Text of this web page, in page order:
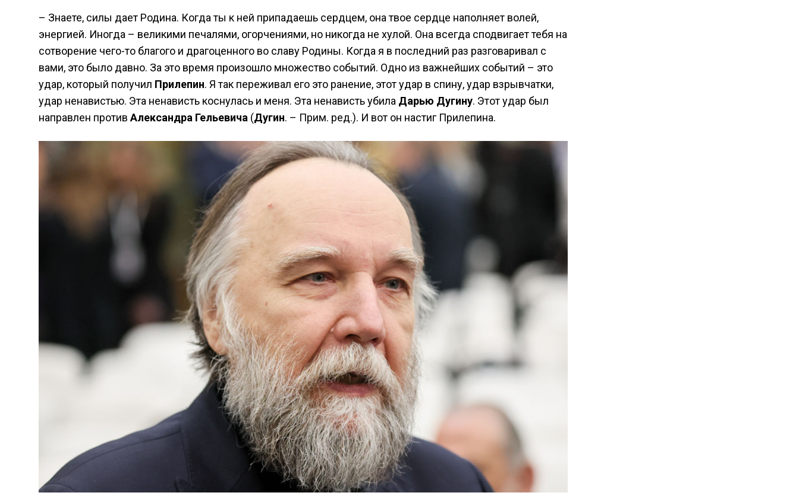
– Знаете, силы дает Родина. Когда ты к ней припадаешь сердцем, она твое сердце наполняет волей,
энергией. Иногда – великими печалями, огорчениями, но никогда не хулой. Она всегда сподвигает тебя на
сотворение чего-то благого и драгоценного во славу Родины. Когда я в последний раз разговаривал с
вами, это было давно. За это время произошло множество событий. Одно из важнейших событий – это
удар, который получил Прилепин. Я так переживал его это ранение, этот удар в спину, удар взрывчатки,
удар ненавистью. Эта ненависть коснулась и меня. Эта ненависть убилаДарью Дугину. Этот удар был
направлен противАлександра Гельевича(Дугин. – Прим. ред.). И вот он настиг Прилепина.